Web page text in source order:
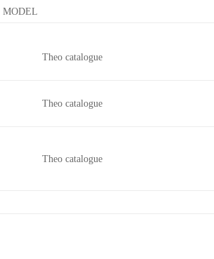
MODEL
Theo catalogue
Theo catalogue
Theo catalogue